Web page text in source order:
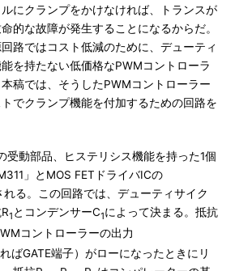
にクランプをかけなければ、トランスが
的な故障が発生することになるからだ。
路ではコスト低減のために、デューティ
を持たない低価格なPWMコントローラ
稿では、そうしたPWMコントローラー
でクランプ機能を付加するための回路を
受動部品、ヒステリシス機能を持った1個
」とMOS FETドライバICの
れる。この回路では、デューティサイク
1 とコンデンサーC1によって決まる。抵抗
コントローラーの出力
ばGATE端子）がローになったときにリ